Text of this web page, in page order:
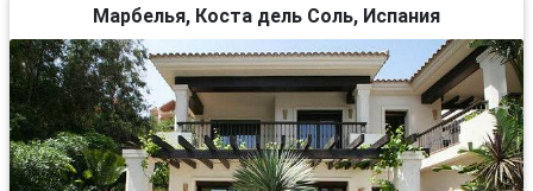
Марбелья, Коста дель Соль, Испания